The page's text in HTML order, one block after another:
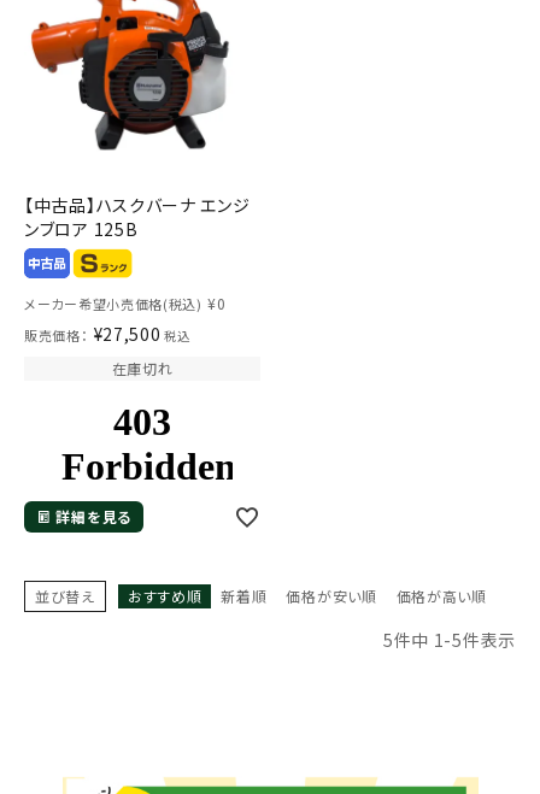
【中古品】ハスクバーナ エンジ
ンブロア 125B
メーカー希望小売価格(税込) ¥0
販売価格： ¥27,500 税込
在庫切れ
詳細を見る
並び替え おすすめ順 新着順 価格が安い順 価格が高い順
5件中 1-5件表示